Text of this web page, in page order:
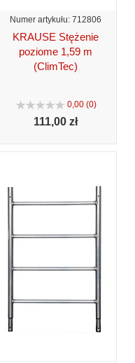
Numer artykułu: 712806
KRAUSE Stężenie
poziome 1,59 m
(ClimTec)
0,00 (0)
111,00 zł